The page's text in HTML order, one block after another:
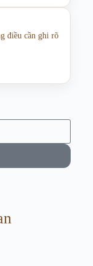
điều cần ghi rõ